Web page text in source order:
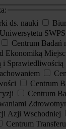
ds. nauki
SWPS
Centrum Badań
Ekonomiką
i Sprawiedliwością
Centrum
Centrum
Azji Wschodniej
Centrum